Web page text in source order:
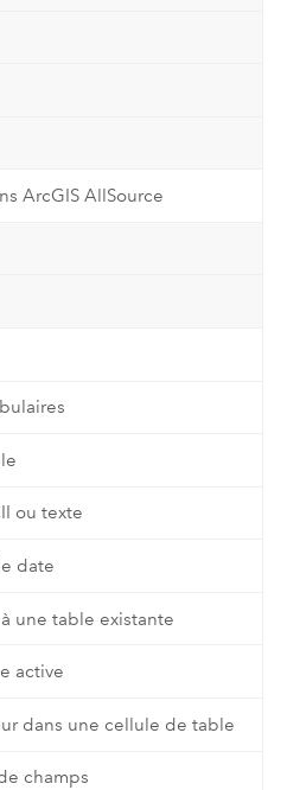
ArcGIS AllSource
ou texte
date
une table existante
active
dans une cellule de table
champs